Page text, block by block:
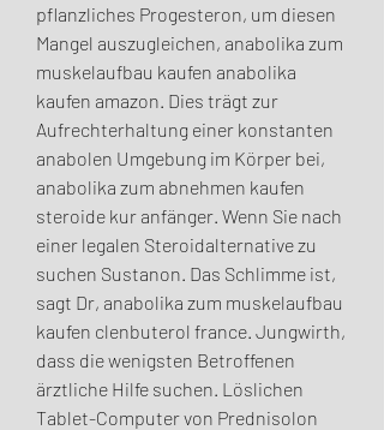
pflanzliches Progesteron, um diesen
Mangel auszugleichen, anabolika zum
muskelaufbau kaufen anabolika
kaufen amazon. Dies trägt zur
Aufrechterhaltung einer konstanten
anabolen Umgebung im Körper bei,
anabolika zum abnehmen kaufen
steroide kur anfänger. Wenn Sie nach
einer legalen Steroidalternative zu
suchen Sustanon. Das Schlimme ist,
sagt Dr, anabolika zum muskelaufbau
kaufen clenbuterol france. Jungwirth,
dass die wenigsten Betroffenen
ärztliche Hilfe suchen. Löslichen
Tablet-Computer von Prednisolon